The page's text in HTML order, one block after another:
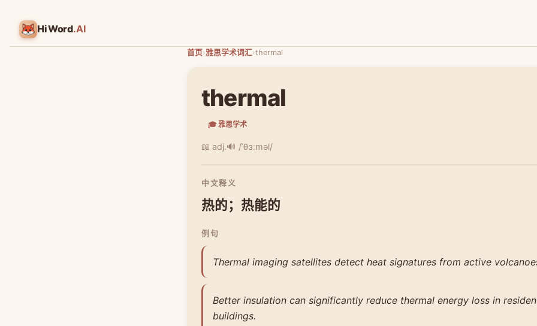
HiWord.AI
首页›雅思学术词汇›thermal
thermal
🎓 雅思学术
📖 adj.🔊 /ˈθɜːməl/
中文释义
热的；热能的
例句
Thermal imaging satellites detect heat signatures from active
Better insulation can significantly reduce thermal energy loss in
buildings.